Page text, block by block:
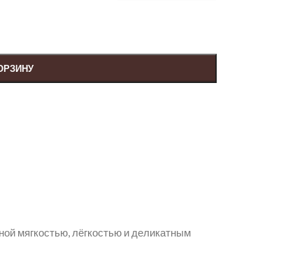
мягкостью, лёгкостью и деликатным